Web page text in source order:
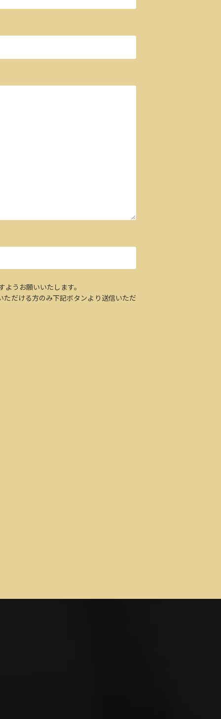
うお願いいたします。
だける方のみ下記ボタンより送信いただ